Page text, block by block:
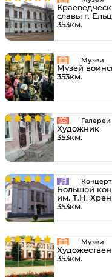
славы г.
353км.
Музеи
Музей
353км.
Галереи
Художник
353км.
Большой
им. Т.Н.
353км.
Музеи
353км.